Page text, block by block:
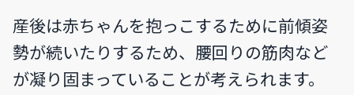
産後は赤ちゃんを抱っこするために前傾姿
勢が続いたりするため、腰回りの筋肉など
が凝り固まっていることが考えられます。